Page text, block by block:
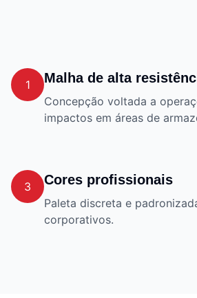
1 Malha de alta
Concepção voltada a
impactos em áreas de
3 Cores profissionais
Paleta discreta e
corporativos.